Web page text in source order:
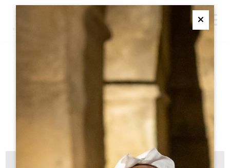
ポストセミナー